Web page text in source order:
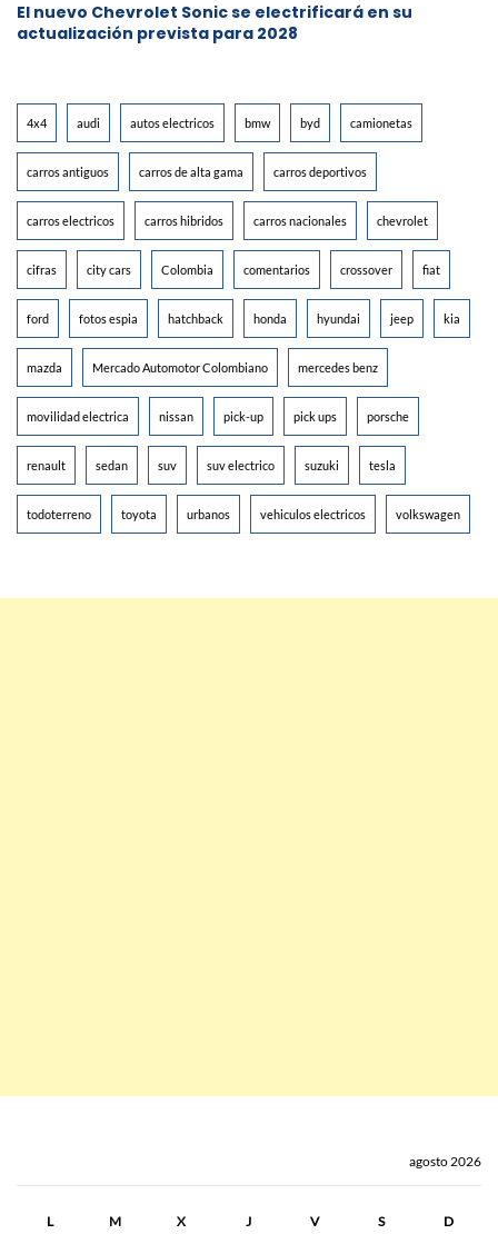
El nuevo Chevrolet Sonic se electrificará en su
actualización prevista para 2028
4x4 audi autos electricos bmw byd camionetas
carros antiguos carros de alta gama carros deportivos
carros electricos carros hibridos carros nacionales chevrolet
cifras city cars Colombia comentarios crossover fiat
ford fotos espia hatchback honda hyundai jeep kia
mazda Mercado Automotor Colombiano mercedes benz
movilidad electrica nissan pick-up pick ups porsche
renault sedan suv suv electrico suzuki tesla
todoterreno toyota urbanos vehiculos electricos volkswagen
agosto 2026
L M X J V S D